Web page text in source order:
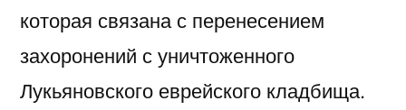
которая связана с перенесением
захоронений с уничтоженного
Лукьяновского еврейского кладбища.